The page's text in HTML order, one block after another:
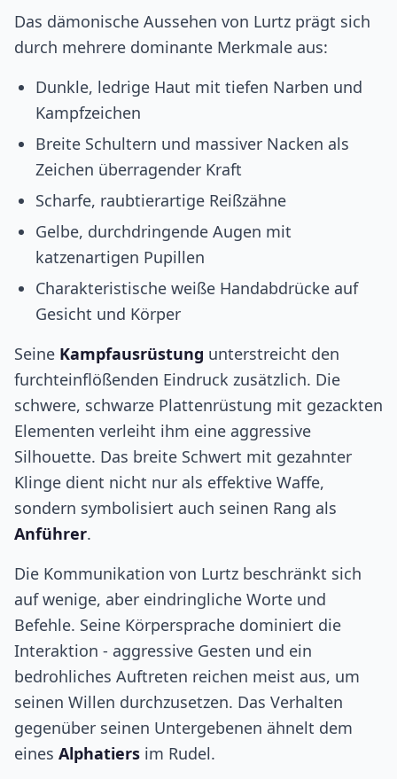
Das dämonische Aussehen von Lurtz prägt sich
durch mehrere dominante Merkmale aus:
Dunkle, ledrige Haut mit tiefen Narben und
Kampfzeichen
Breite Schultern und massiver Nacken als
Zeichen überragender Kraft
Scharfe, raubtierartige Reißzähne
Gelbe, durchdringende Augen mit
katzenartigen Pupillen
Charakteristische weiße Handabdrücke auf
Gesicht und Körper
Seine Kampfausrüstung unterstreicht den
furchteinflößenden Eindruck zusätzlich. Die
schwere, schwarze Plattenrüstung mit gezackten
Elementen verleiht ihm eine aggressive
Silhouette. Das breite Schwert mit gezahnter
Klinge dient nicht nur als effektive Waffe,
sondern symbolisiert auch seinen Rang als
Anführer.
Die Kommunikation von Lurtz beschränkt sich
auf wenige, aber eindringliche Worte und
Befehle. Seine Körpersprache dominiert die
Interaktion - aggressive Gesten und ein
bedrohliches Auftreten reichen meist aus, um
seinen Willen durchzusetzen. Das Verhalten
gegenüber seinen Untergebenen ähnelt dem
eines Alphatiers im Rudel.